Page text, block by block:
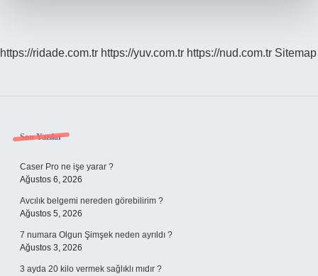
https://ridade.com.tr https://yuv.com.tr https://nud.com.tr Sitemap
Sidebar
Son Yazılar
Caser Pro ne işe yarar ?
Ağustos 6, 2026
Avcılık belgemi nereden görebilirim ?
Ağustos 5, 2026
7 numara Olgun Şimşek neden ayrıldı ?
Ağustos 3, 2026
3 ayda 20 kilo vermek sağlıklı mıdır ?